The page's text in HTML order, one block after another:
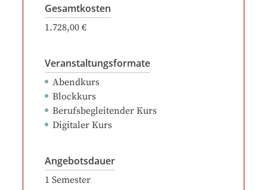
Gesamtkosten
1.728,00 €
Veranstaltungsformate
Abendkurs
Blockkurs
Berufsbegleitender Kurs
Digitaler Kurs
Angebotsdauer
1 Semester